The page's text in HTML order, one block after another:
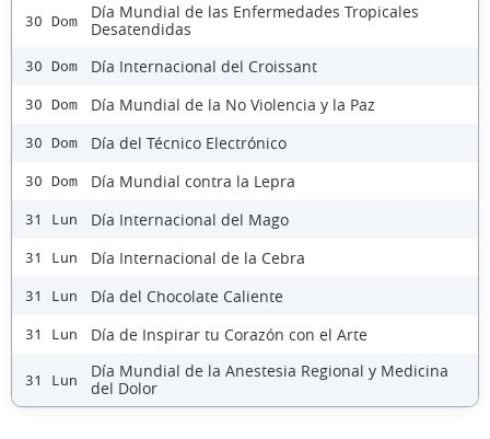
30 Dom
Día Mundial de las Enfermedades Tropicales
Desatendidas
30 Dom Día Internacional del Croissant
30 Dom Día Mundial de la No Violencia y la Paz
30 Dom Día del Técnico Electrónico
30 Dom Día Mundial contra la Lepra
31 Lun Día Internacional del Mago
31 Lun Día Internacional de la Cebra
31 Lun Día del Chocolate Caliente
31 Lun Día de Inspirar tu Corazón con el Arte
31 Lun
Día Mundial de la Anestesia Regional y Medicina
del Dolor